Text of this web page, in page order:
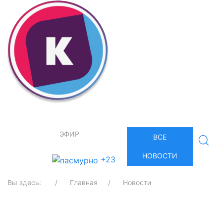
ЭФИР
+23
ВСЕ
НОВОСТИ
Вы здесь: Главная Новости